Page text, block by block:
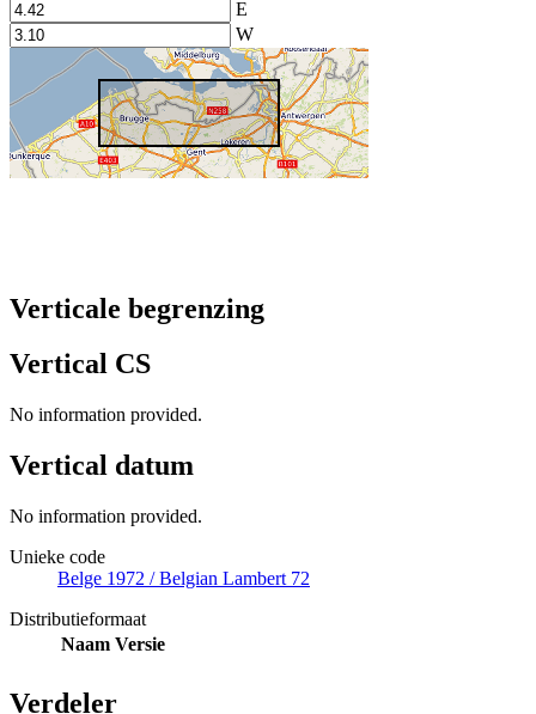
E
W
Verticale begrenzing
Vertical CS
No information provided.
Vertical datum
No information provided.
Unieke code
Belge 1972 / Belgian Lambert 72
Distributieformaat
Naam Versie
Verdeler